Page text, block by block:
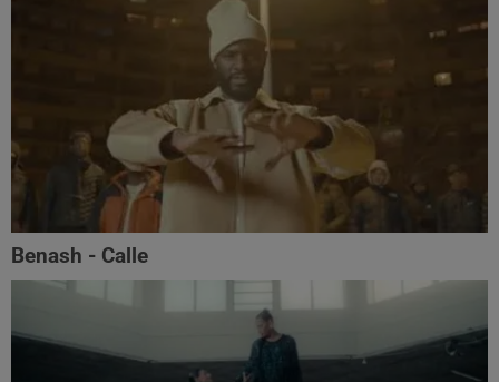
Benash - Calle